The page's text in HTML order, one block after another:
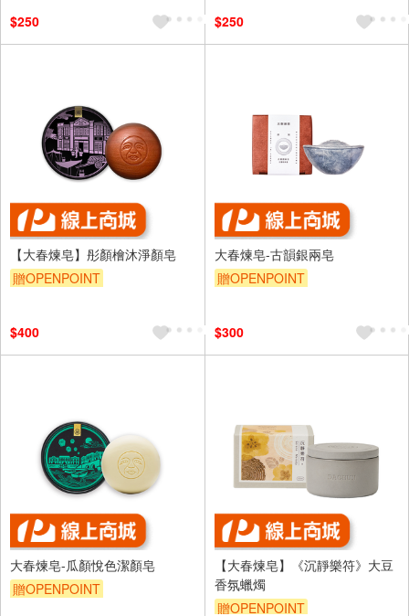
$250
$250
【大春煉皂】彤顏檜沐淨顏皂
贈OPENPOINT
$400
大春煉皂-古韻銀兩皂
贈OPENPOINT
$300
大春煉皂-瓜顏悅色潔顏皂
贈OPENPOINT
【大春煉皂】《沉靜樂符》大豆
香氛蠟燭
贈OPENPOINT